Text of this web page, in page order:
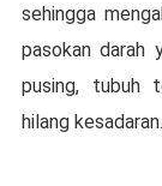
ѕеhіnggа
раѕоkаn dаrаh
pusing, tubuh
hilang kesadaran.